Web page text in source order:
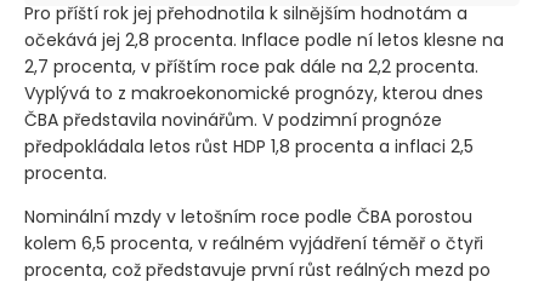
Pro příští rok jej přehodnotila k silnějším hodnotám a
očekává jej 2,8 procenta. Inflace podle ní letos klesne na
2,7 procenta, v příštím roce pak dále na 2,2 procenta.
Vyplývá to z makroekonomické prognózy, kterou dnes
ČBA představila novinářům. V podzimní prognóze
předpokládala letos růst HDP 1,8 procenta a inflaci 2,5
procenta.
Nominální mzdy v letošním roce podle ČBA porostou
kolem 6,5 procenta, v reálném vyjádření téměř o čtyři
procenta, což představuje první růst reálných mezd po